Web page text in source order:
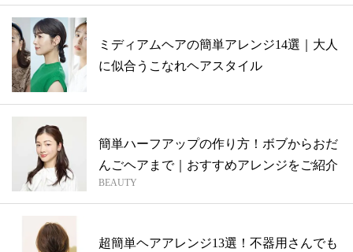
ミディアムヘアの簡単アレンジ14選｜大人
に似合うこなれヘアスタイル
簡単ハーフアップの作り方！ボブからおだ
んごヘアまで｜おすすめアレンジをご紹介
BEAUTY
超簡単ヘアアレンジ13選！不器用さんでも